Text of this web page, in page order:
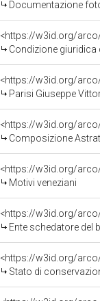
Documentazione
Condizione giuridica
<https://w3id.org/
Parisi Giuseppe
<https://w3id.org/
Composizione
<https://w3id.org/
Motivi veneziani
<https://w3id.org/
Ente schedatore del
Stato di